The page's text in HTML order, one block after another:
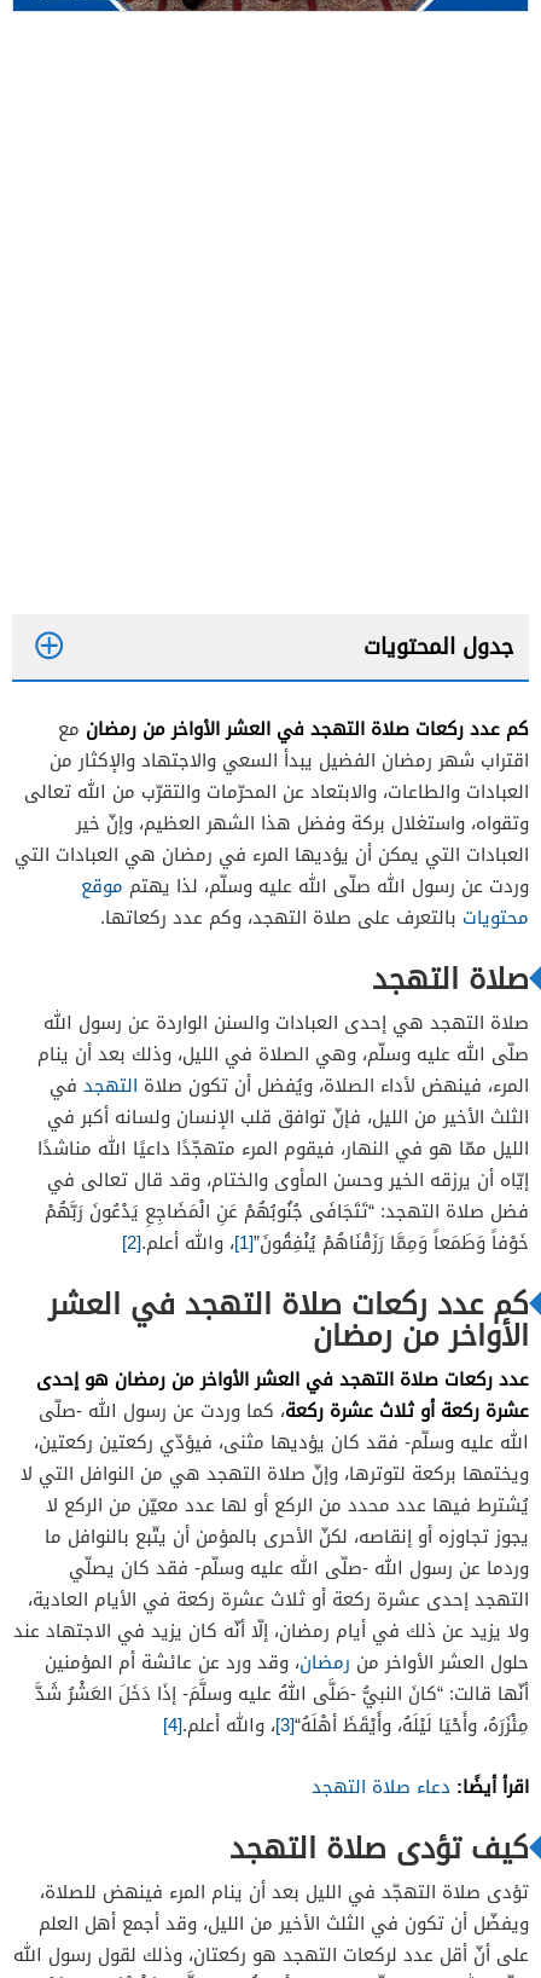
جدول المحتويات
عدد ركعات صلاة التهجد
كم عدد ركعات صلاة التهجد في العشر الأواخر من رمضان مع
اقتراب شهر رمضان الفضيل يبدأ السعي والاجتهاد والإكثار من
العبادات والطاعات، والابتعاد عن المحرّمات والتقرّب من الله تعالى
وتقواه، واستغلال بركة وفضل هذا الشهر العظيم، وإنّ خير
العبادات التي يمكن أن يؤديها المرء في رمضان هي العبادات التي
وردت عن رسول الله صلّى الله عليه وسلّم، لذا يهتم موقع
محتويات بالتعرف على صلاة التهجد، وكم عدد ركعاتها.
صلاة التهجد
صلاة التهجد هي إحدى العبادات والسنن الواردة عن رسول الله
صلّى الله عليه وسلّم، وهي الصلاة في الليل، وذلك بعد أن ينام
المرء، فينهض لأداء الصلاة، ويُفضل أن تكون صلاة التهجد في
الثلث الأخير من الليل، فإنّ توافق قلب الإنسان ولسانه أكبر في
الليل ممّا هو في النهار، فيقوم المرء متهجّدًا داعيًا الله مناشدًا
إيّاه أن يرزقه الخير وحسن المأوى والختام، وقد قال تعالى في
فضل صلاة التهجد: “تَتَجَافَى جُنُوبُهُمْ عَنِ الْمَضَاجِعِ يَدْعُونَ رَبَّهُمْ
خَوْفاً وَطَمَعاً وَمِمَّا رَزَقْنَاهُمْ يُنْفِقُونَ”[1] ، والله أعلم.[2]
كم عدد ركعات صلاة التهجد في العشر
الأواخر من رمضان
عدد ركعات صلاة التهجد في العشر الأواخر من رمضان هو إحدى
عشرة ركعة أو ثلاث عشرة ركعة، كما وردت عن رسول الله -صلّى
الله عليه وسلّم- فقد كان يؤديها مثنى، فيؤدّي ركعتين ركعتين،
ويختمها بركعة لتوترها، وإنّ صلاة التهجد هي من النوافل التي لا
يُشترط فيها عدد محدد من الركع أو لها عدد معيّن من الركع لا
يجوز تجاوزه أو إنقاصه، لكنّ الأحرى بالمؤمن أن يتّبع بالنوافل ما
وردما عن رسول الله -صلّى الله عليه وسلّم- فقد كان يصلّي
التهجد إحدى عشرة ركعة أو ثلاث عشرة ركعة في الأيام العادية،
ولا يزيد عن ذلك في أيام رمضان، إلّا أنّه كان يزيد في الاجتهاد عند
حلول العشر الأواخر من رمضان، وقد ورد عن عائشة أم المؤمنين
أنّها قالت: “كانَ النبيُّ -صَلَّى اللهُ عليه وسلَّمَ- إذَا دَخَلَ العَشْرُ شَدَّ
مِئْزَرَهُ، وأَحْيَا لَيْلَهُ، وأَيْقَظَأهْلَهُ“
[3] ، والله أعلم.[4]
اقرأ أيضًا: دعاء صلاة التهجد
كيف تؤدى صلاة التهجد
تؤدى صلاة التهجّد في الليل بعد أن ينام المرء فينهض للصلاة،
ويفضّل أن تكون في الثلث الأخير من الليل، وقد أجمع أهل العلم
على أنّ أقل عدد لركعات التهجد هو ركعتان، وذلك لقول رسول الله